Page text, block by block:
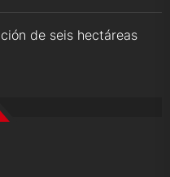
de seis hectáreas